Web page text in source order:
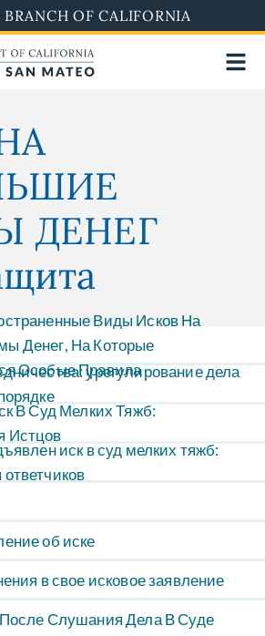
OF CALIFORNIA
ДЕНЕГ
Виды Исков На
Денег, На Которые
Особые Правилаурегулирование дела
В Суд Мелких Тяжб:
Истцов
иск в суд мелких тяжб:
об иске
в свое исковое заявление
Слушания Дела В Суде